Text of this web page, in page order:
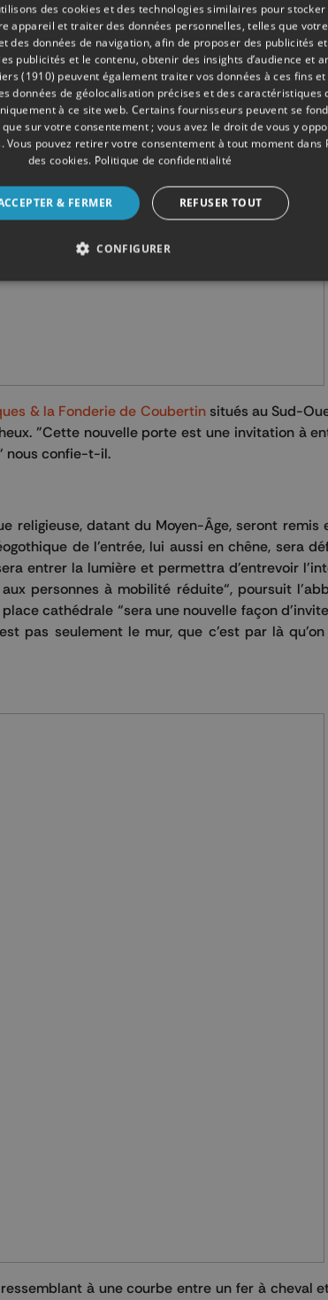
& la Fonderie de Coubertinsitués au Sud-
"Cette nouvelle porte est une invitation à
nous confie-t-il.
religieuse, datant du Moyen-Âge, seront remis
de l'entrée, lui aussi en chêne, sera
entrer la lumière et permettra d'entrevoir
personnes à mobilité réduite“, poursuit
cathédrale “sera une nouvelle façon
pas seulement le mur, que c'est par là
à une courbe entre un fer à cheval
des cookies et des technologies similaires pour
appareil et traiter des données personnelles, telles que votre
des données de navigation, afin de proposer des publicités
publicités et le contenu, obtenir des insights d’audience et
(1910) peuvent également traiter vos données à ces fins et
données de géolocalisation précises et des caractéristiques
à ce site web. Certains fournisseurs peuvent se
sur votre consentement ; vous avez le droit de vous y
. Vous pouvez retirer votre consentement à tout moment dans
des cookies. Politique de confidentialité
& FERMER REFUSER TOUT
CONFIGURER